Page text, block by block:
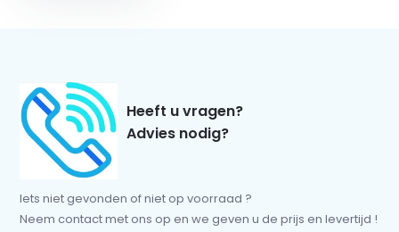
Heeft u vragen?
Advies nodig?
Iets niet gevonden of niet op voorraad ?
Neem contact met ons op en we geven u de prijs en levertijd !